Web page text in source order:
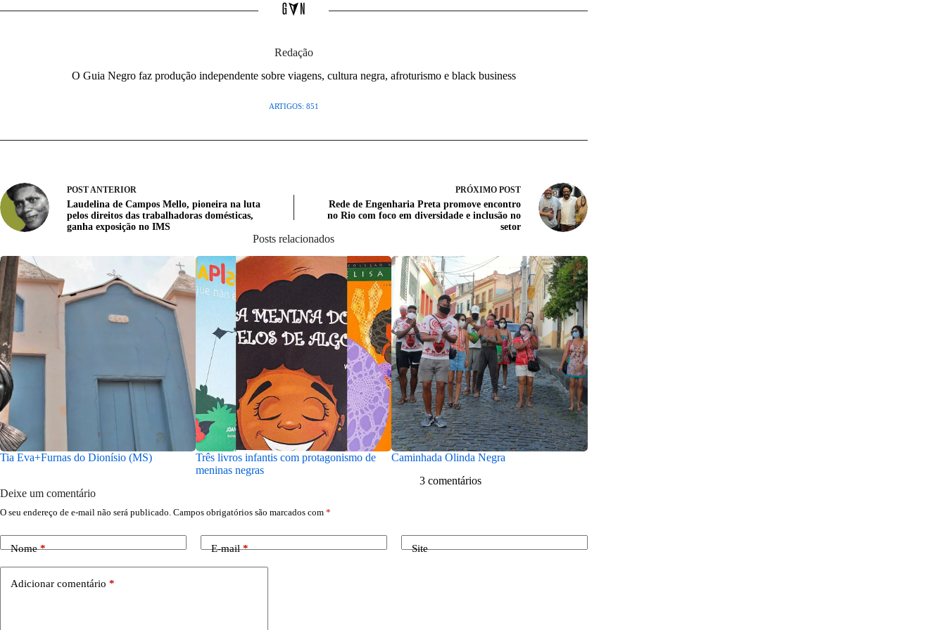
Redação
O Guia Negro faz produção independente sobre viagens, cultura negra, afroturismo e black business
ARTIGOS: 851
POST ANTERIOR
Laudelina de Campos Mello, pioneira na luta
pelos direitos das trabalhadoras domésticas,
ganha exposição no IMS
PRÓXIMO POST
Rede de Engenharia Preta promove encontro
no Rio com foco em diversidade e inclusão no
setor
Posts relacionados
Tia Eva+Furnas do Dionísio (MS)
Três livros infantis com protagonismo de
meninas negras
Caminhada Olinda Negra
3 comentários
Quilombo dos Palmares (teaser) – uma
viagem as terras de Zumbi e Dandara
Deixe um comentário
O seu endereço de e-mail não será publicado. Campos obrigatórios são marcados com *
Nome* E-mail* Site
Adicionar comentário *